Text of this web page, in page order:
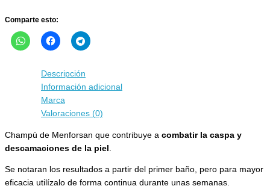
Comparte esto:
Descripción
Información adicional
Marca
Valoraciones (0)
Champú de Menforsan que contribuye a combatir la caspa y
descamaciones de la piel
Se notaran los resultados a partir del primer baño, pero para mayor
eficacia utilízalo de forma continua durante unas semanas.